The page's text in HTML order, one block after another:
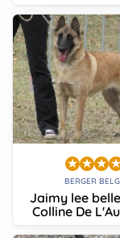
BERGER
Jaimy lee
Colline De